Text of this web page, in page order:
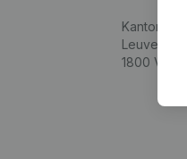
1800